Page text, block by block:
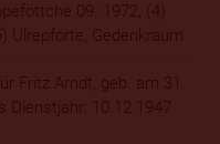
09. 1972, (4)
Ulrepforte, Gedenkraum
Fritz Arndt, geb. am 31.
Dienstjahr: 10.12.1947